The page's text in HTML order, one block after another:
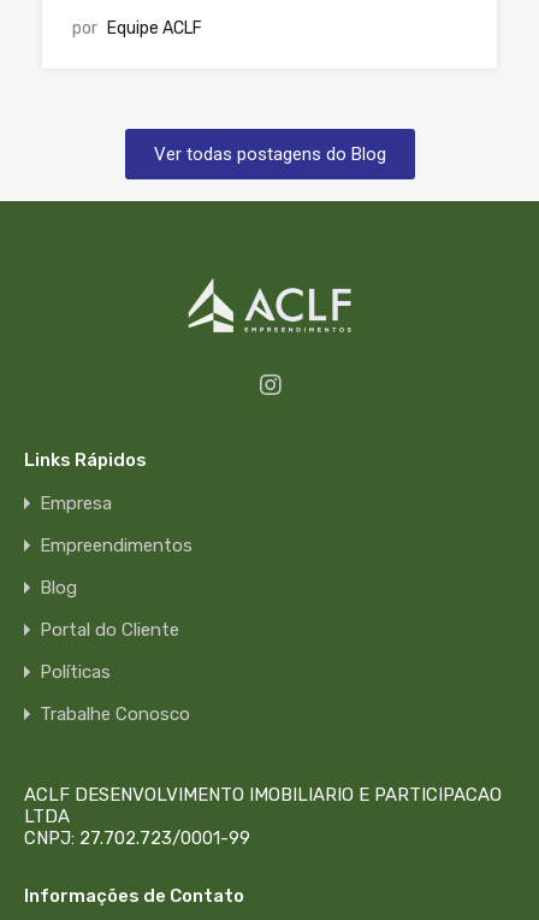
por Equipe ACLF
Ver todas postagens do Blog
Links Rápidos
Empresa
Empreendimentos
Blog
Portal do Cliente
Políticas
Trabalhe Conosco
ACLF DESENVOLVIMENTO IMOBILIARIO E PARTICIPACAO
LTDA
CNPJ: 27.702.723/0001-99
Informações de Contato